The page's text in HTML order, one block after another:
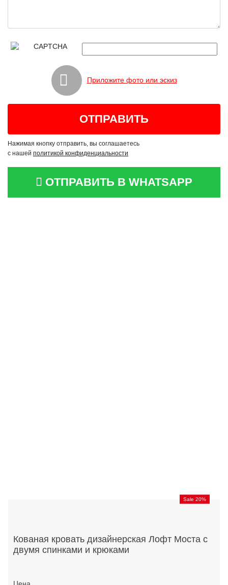
Приложите фото или эскиз
Нажимая кнопку отправить, вы соглашаетесь
с нашей политикой конфиденциальности
ОТПРАВИТЬ В WHATSAPP
Sale 20%
Кованая кровать дизайнерская Лофт Моста с
двумя спинками и крюками